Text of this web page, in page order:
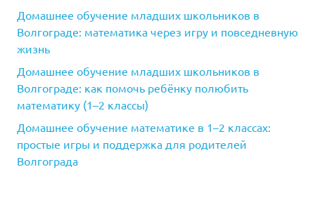
Домашнее обучение младших школьников в
Волгограде: математика через игру и повседневную
жизнь
Домашнее обучение младших школьников в
Волгограде: как помочь ребёнку полюбить
математику (1–2 классы)
Домашнее обучение математике в 1–2 классах:
простые игры и поддержка для родителей
Волгограда